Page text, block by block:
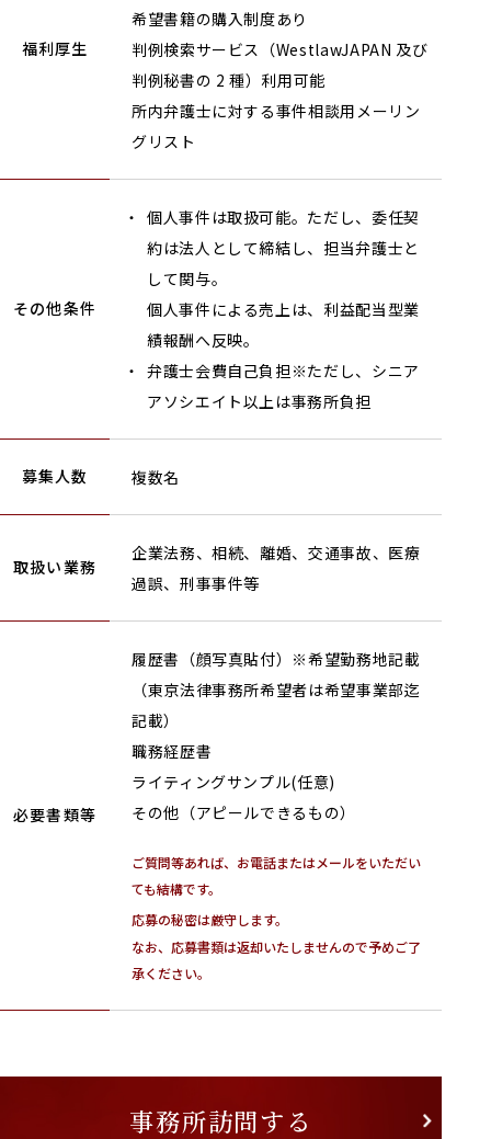
福利厚生
希望書籍の購入制度あり
判例検索サービス（WestlawJAPAN 及び
判例秘書の 2 種）利用可能
所内弁護士に対する事件相談用メーリン
グリスト
その他条件
個人事件は取扱可能。ただし、委任契
約は法人として締結し、担当弁護士と
して関与。
個人事件による売上は、利益配当型業
績報酬へ反映。
弁護士会費自己負担※ただし、シニア
アソシエイト以上は事務所負担
募集人数 複数名
取扱い業務
企業法務、相続、離婚、交通事故、医療
過誤、刑事事件等
必要書類等
履歴書（顔写真貼付）※希望勤務地記載
（東京法律事務所希望者は希望事業部迄
記載）
職務経歴書
ライティングサンプル(任意)
その他（アピールできるもの）
ご質問等あれば、お電話またはメールをいただい
ても結構です。
応募の秘密は厳守します。
なお、応募書類は返却いたしませんので予めご了
承ください。
事務所訪問する